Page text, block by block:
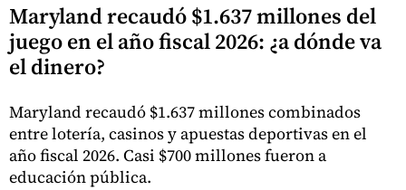
Maryland recaudó $1.637 millones del
juego en el año fiscal 2026: ¿a dónde va
el dinero?
Maryland recaudó $1.637 millones combinados
entre lotería, casinos y apuestas deportivas en el
año fiscal 2026. Casi $700 millones fueron a
educación pública.